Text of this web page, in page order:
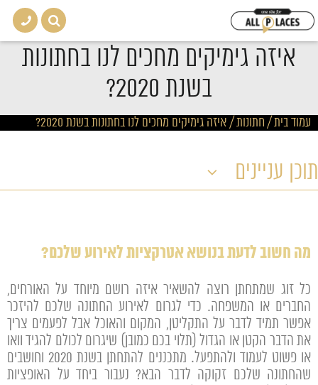
איזה גימיקים מחכים לנו בחתונות
בשנת 2020?
עמוד בית/חתונות/איזה גימיקים מחכים לנו בחתונות בשנת 2020?
תוכן עניינים
מה חשוב לדעת בנושא אטרקציות לאירוע שלכם?
כל זוג שמתחתן רוצה להשאיר איזה רושם מיוחד על האורחים,
החברים או המשפחה. כדי לגרום לאירוע החתונה שלכם להיזכר
אפשר תמיד לדבר על התקליטן, המקום והאוכל אבל לפעמים צריך
את הדבר הקטן או הגדול (תלוי בכם כמובן) שיגרום לכולם להגיד וואו
או פשוט לעמוד ולהתפעל. מתכננים להתחתן בשנת 2020 וחושבים
שהחתונה שלכם זקוקה לדבר הבא? נעבור ביחד על האופציות